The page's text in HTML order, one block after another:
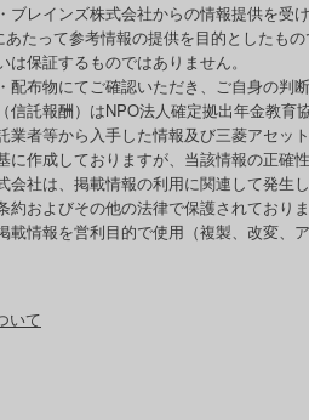
レインズ株式会社からの情報提供を受け
たって参考情報の提供を目的とした
保証するものではありません。
布物にてご確認いただき、ご自身の判
託報酬）はNPO法人確定拠出年金教育
業者等から入手した情報及び三菱アセ
作成しておりますが、当該情報の正確
社は、掲載情報の利用に関連して発生
およびその他の法律で保護されておりま
情報を営利目的で使用（複製、改変
いて